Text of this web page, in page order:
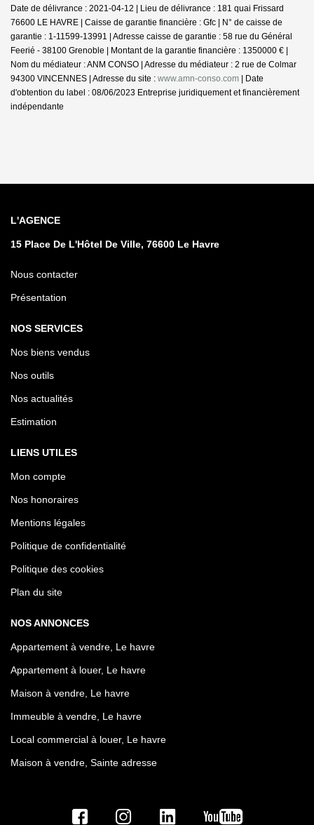
Date de délivrance : 2021-04-12 | Lieu de délivrance : 181 quai Frissard
76600 LE HAVRE | Caisse de garantie financière : Gfc | N° de caisse de
garantie : 1-11599-13991 | Adresse caisse de garantie : 58 rue du Général
Feerié - 38100 Grenoble | Montant de la garantie financière : 1350000 € |
Nom du médiateur : ANM CONSO | Adresse du médiateur : 2 rue de Colmar
94300 VINCENNES | Adresse du site : www.amn-conso.com | Date
d'obtention du label : 08/06/2023 Entreprise juridiquement et financièrement
indépendante
L'AGENCE
15 Place De L'Hôtel De Ville, 76600 Le Havre
Nous contacter
Présentation
NOS SERVICES
Nos biens vendus
Nos outils
Nos actualités
Estimation
LIENS UTILES
Mon compte
Nos honoraires
Mentions légales
Politique de confidentialité
Politique des cookies
Plan du site
NOS ANNONCES
Appartement à vendre, Le havre
Appartement à louer, Le havre
Maison à vendre, Le havre
Immeuble à vendre, Le havre
Local commercial à louer, Le havre
Maison à vendre, Sainte adresse